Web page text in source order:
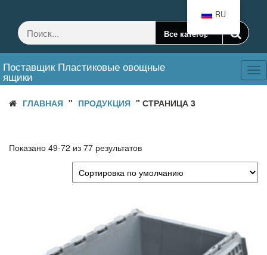
содержанию
Поставщик Пластиковые овощные
ящики
ГЛАВНАЯ " ПРОДУКЦИЯ " СТРАНИЦА 3
Показано 49-72 из 77 результатов
RU